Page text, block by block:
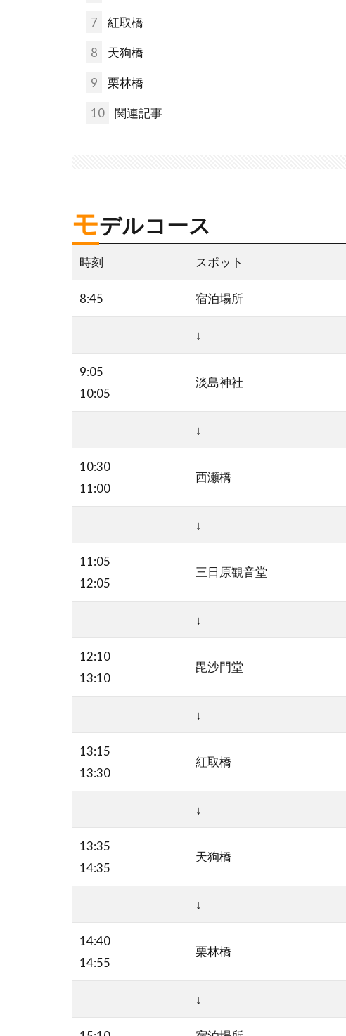
7 紅取橋
8 天狗橋
9 栗林橋
10 関連記事
モデルコース
時刻 スポット
8:45 宿泊場所
↓
9:05
10:05
淡島神社
↓
10:30
11:00
西瀬橋
↓
11:05
12:05
三日原観音堂
↓
12:10
13:10
毘沙門堂
↓
13:15
13:30
紅取橋
↓
13:35
14:35
天狗橋
↓
14:40
14:55
栗林橋
↓